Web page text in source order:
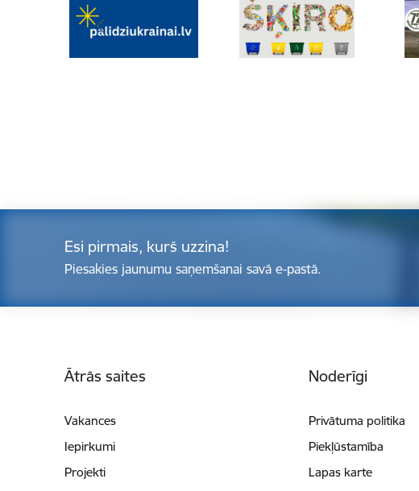
Esi pirmais, kurš uzzina!
Piesakies jaunumu saņemšanai savā e-pastā.
Ātrās saites
Vakances
Iepirkumi
Projekti
Noderīgi
Privātuma politika
Piekļūstamība
Lapas karte